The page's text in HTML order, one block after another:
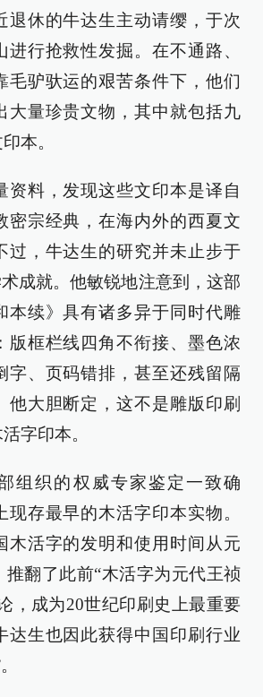
退休的牛达生主动请缨，于次
进行抢救性发掘。在不通路、
毛驴驮运的艰苦条件下，他们
大量珍贵文物，其中就包括九
本。
资料，发现这些文印本是译自
密宗经典，在海内外的西夏文
过，牛达生的研究并未止步于
成就。他敏锐地注意到，这部
本续》具有诸多异于同时代雕
版框栏线四角不衔接、墨色浓
字、页码错排，甚至还残留隔
他大胆断定，这不是雕版印刷
字印本。
组织的权威专家鉴定一致确
现存最早的木活字印本实物。
木活字的发明和使用时间从元
翻了此前“木活字为元代王祯
，成为20世纪印刷史上最重要
达生也因此获得中国印刷行业